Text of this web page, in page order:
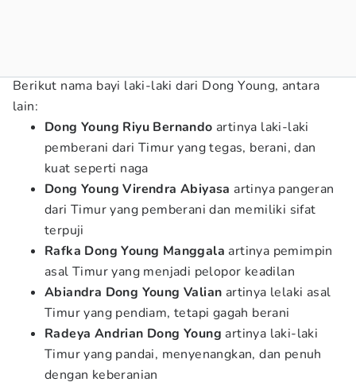
Berikut nama bayi laki-laki dari Dong Young, antara
lain:
Dong Young Riyu Bernando artinya laki-laki
pemberani dari Timur yang tegas, berani, dan
kuat seperti naga
Dong YoungVirendra Abiyasa artinya pangeran
dari Timur yang pemberani dan memiliki sifat
terpuji
Rafka Dong Young Manggala artinya pemimpin
asal Timur yang menjadi pelopor keadilan
Abiandra Dong YoungValian artinya lelaki asal
Timur yang pendiam, tetapi gagah berani
Radeya Andrian Dong Young artinya laki-laki
Timur yang pandai, menyenangkan, dan penuh
dengan keberanian